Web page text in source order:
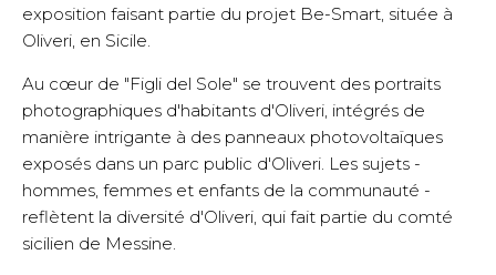
exposition faisant partie du projet Be-Smart, située à
Oliveri, en Sicile.
Au cœur de "Figli del Sole" se trouvent des portraits
photographiques d'habitants d'Oliveri, intégrés de
manière intrigante à des panneaux photovoltaïques
exposés dans un parc public d'Oliveri. Les sujets -
hommes, femmes et enfants de la communauté -
reflètent la diversité d'Oliveri, qui fait partie du comté
sicilien de Messine.